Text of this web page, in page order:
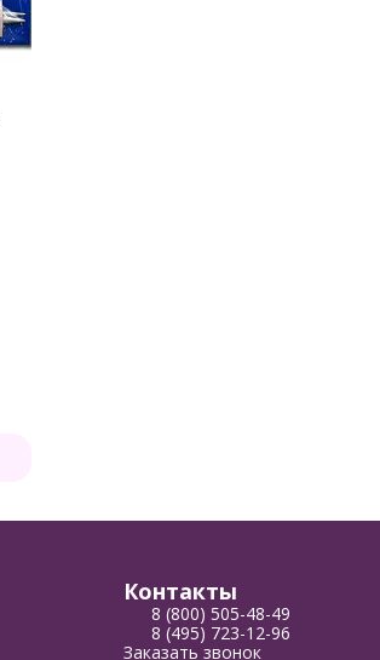
Контакты
8 (800) 505-48-49
8 (495) 723-12-96
Заказать звонок